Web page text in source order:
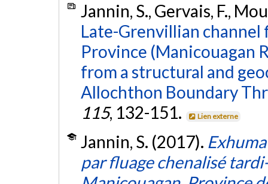
Jannin, S., Gervais, F.,
Late-Grenvillian
Province (Manicouagan
from a structural and
Allochthon Boundary
115, 132-151. Lien externe
Jannin, S. (2017).
par fluage chenalisé